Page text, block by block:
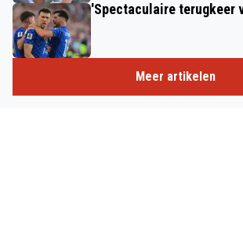
'Spectaculaire terugkeer
Meer artikelen